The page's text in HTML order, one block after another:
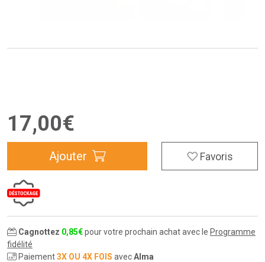
17,00€
Ajouter Favoris
Cagnottez 0,85€pour votre prochain achat avec le Programme
fidélité
Paiement3X OU 4X FOIS avecAlma